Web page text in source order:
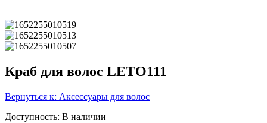
Краб для волос LETO111
Вернуться к: Аксессуары для волос
Доступность: В наличии